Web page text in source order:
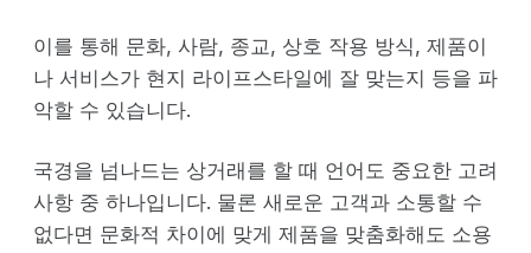
이를 통해 문화, 사람, 종교, 상호 작용 방식, 제품이
나 서비스가 현지 라이프스타일에 잘 맞는지 등을 파
악할 수 있습니다.
국경을 넘나드는 상거래를 할 때 언어도 중요한 고려
사항 중 하나입니다. 물론 새로운 고객과 소통할 수
없다면 문화적 차이에 맞게 제품을 맞춤화해도 소용